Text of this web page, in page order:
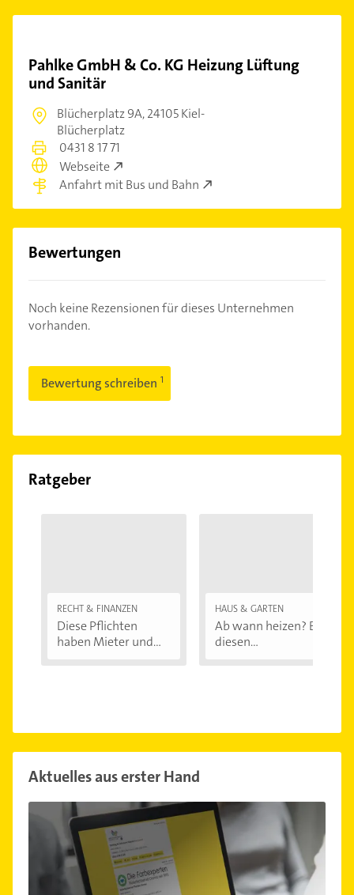
Pahlke GmbH & Co. KG Heizung Lüftung
und Sanitär
Blücherplatz 9A,24105 Kiel-
Blücherplatz
0431 8 17 71
Webseite
Anfahrt mit Bus und Bahn
Bewertungen
Noch keine Rezensionen für dieses Unternehmen
vorhanden.
Bewertung schreiben
Ratgeber
RECHT & FINANZEN
Diese Pflichten
haben Mieter und...
HAUS & GARTEN
Ab wann heizen? Bei
diesen
Aktuelles aus erster Hand